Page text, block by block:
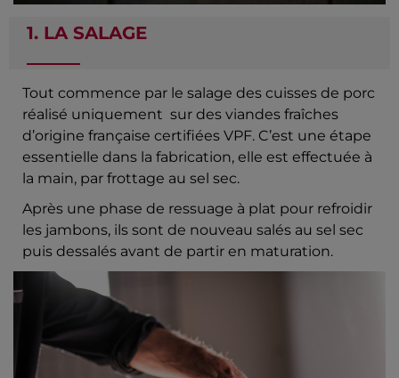
1. LA SALAGE
Tout commence par le salage des cuisses de porc
réalisé uniquement sur des viandes fraîches
d’origine française certifiées VPF. C’est une étape
essentielle dans la fabrication, elle est effectuée à
la main, par frottage au sel sec.
Après une phase de ressuage à plat pour refroidir
les jambons, ils sont de nouveau salés au sel sec
puis dessalés avant de partir en maturation.